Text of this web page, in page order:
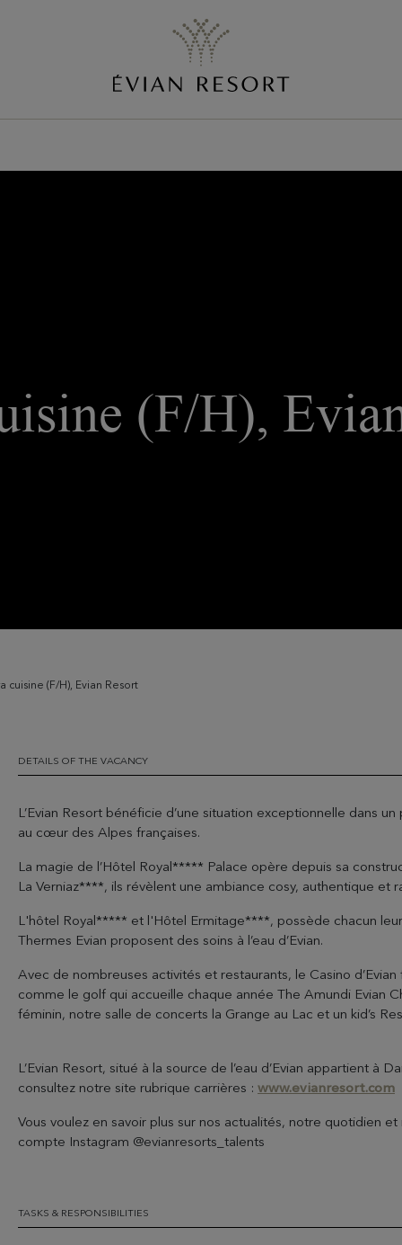
(F/H),
cuisine (F/H), Evian Resort
DETAILS OF THE VACANCY
L’Evian Resort bénéficie d’une situation exceptionnelle dans
au cœur des Alpes françaises.
La magie de l’Hôtel Royal***** Palace opère depuis sa
La Verniaz****, ils révèlent une ambiance cosy, authentique et
L'hôtel Royal***** et l'Hôtel Ermitage****, possède chacun
Thermes Evian proposent des soins à l’eau d’Evian.
Avec de nombreuses activités et restaurants, le Casino
comme le golf qui accueille chaque année The Amundi Evian
féminin, notre salle de concerts la Grange au Lac et un kid’s
L’Evian Resort, situé à la source de l’eau d’Evian appartient à
consultez notre site rubrique carrières : www.evianresort.com
Vous voulez en savoir plus sur nos actualités, notre quotidien
compte Instagram @evianresorts_talents
TASKS & RESPONSIBILITIES